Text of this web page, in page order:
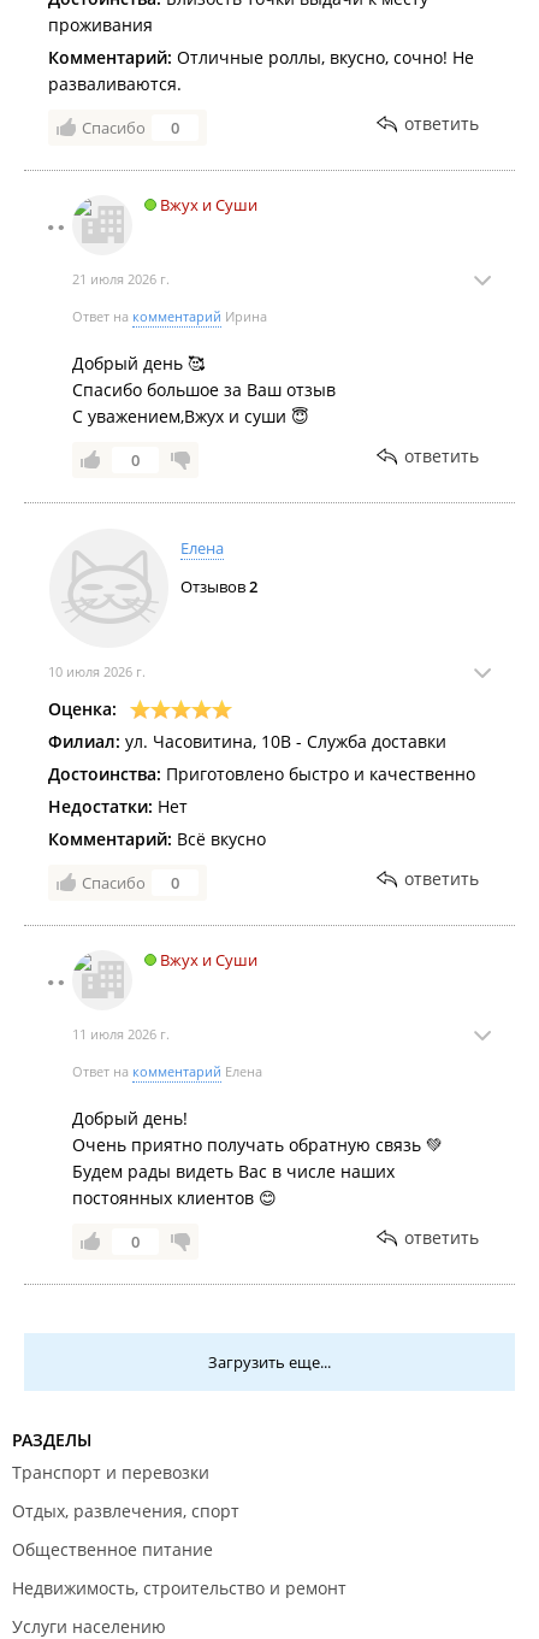
проживания
Комментарий: Отличные роллы, вкусно, сочно! Не
разваливаются.
Спасибо 0 ответить
Вжух и Суши
21 июля 2026 г.
Ответ на комментарий Ирина
Добрый день 🥰
Спасибо большое за Ваш отзыв
С уважением,Вжух и суши 😇
0 ответить
Елена
Отзывов2
10 июля 2026 г.
Оценка:
Филиал: ул. Часовитина, 10В - Служба доставки
Достоинства: Приготовлено быстро и качественно
Недостатки: Нет
Комментарий: Всё вкусно
Спасибо 0 ответить
Вжух и Суши
11 июля 2026 г.
Ответ на комментарий Елена
Добрый день!
Очень приятно получать обратную связь 💚
Будем рады видеть Вас в числе наших
постоянных клиентов 😊
0 ответить
Загрузить еще...
РАЗДЕЛЫ
Транспорт и перевозки
Отдых, развлечения, спорт
Общественное питание
Недвижимость, строительство и ремонт
Услуги населению